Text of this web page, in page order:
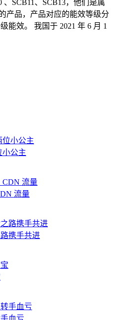
SCB11、SCB13，他们是属
产品，产品对应的能效等级分
能效。 我国于 2021 年 6 月 1
小公主
流量
携手共进